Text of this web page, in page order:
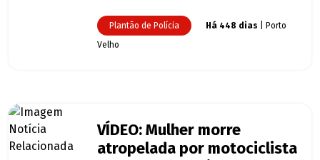
Plantão de Polícia Há 448 dias | Porto
Velho
VÍDEO: Mulher morre
atropelada por motociclista